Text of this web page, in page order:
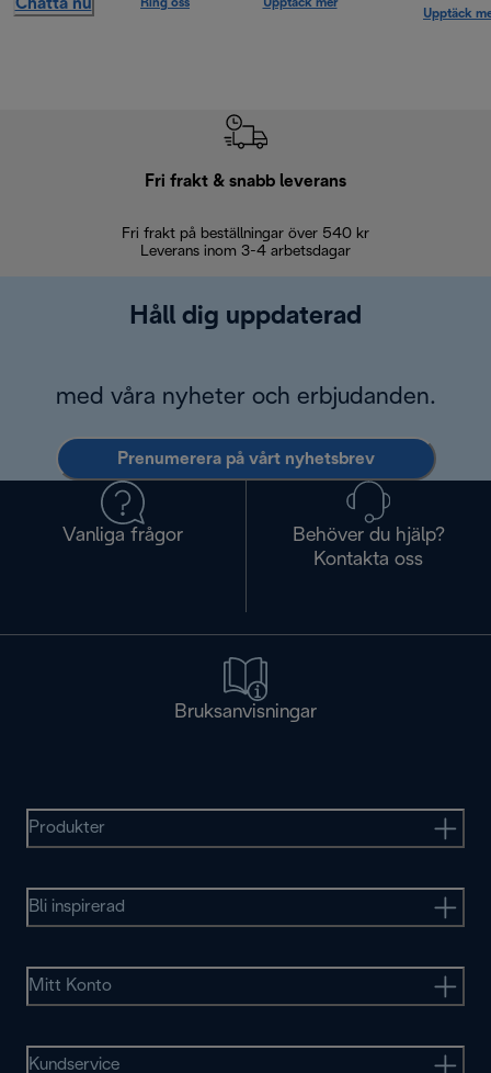
Chatta nu Ring oss Upptäck mer
Upptäck
Fri frakt & snabb leverans
Fri frakt på beställningar över 540 kr
Leverans inom 3-4 arbetsdagar
Håll dig uppdaterad
med våra nyheter och erbjudanden.
Prenumerera på vårt nyhetsbrev
Vanliga frågor
Behöver du hjälp?
Kontakta oss
Bruksanvisningar
Produkter
Bli inspirerad
Mitt Konto
Kundservice